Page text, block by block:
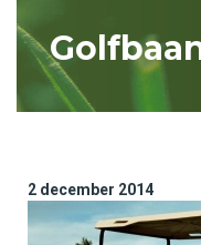
2 december 2014